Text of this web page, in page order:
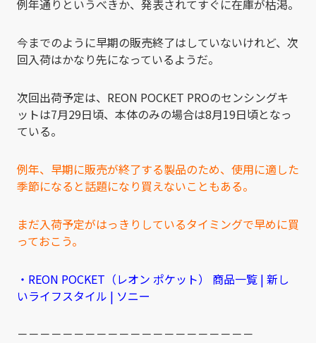
例年通りというべきか、発表されてすぐに在庫が枯渇。
今までのように早期の販売終了はしていないけれど、次
回入荷はかなり先になっているようだ。
次回出荷予定は、REON POCKET PROのセンシングキ
ットは7月29日頃、本体のみの場合は8月19日頃となっ
ている。
例年、早期に販売が終了する製品のため、使用に適した
季節になると話題になり買えないこともある。
まだ入荷予定がはっきりしているタイミングで早めに買
っておこう。
・REON POCKET（レオン ポケット） 商品一覧 | 新し
いライフスタイル | ソニー
－－－－－－－－－－－－－－－－－－－－－